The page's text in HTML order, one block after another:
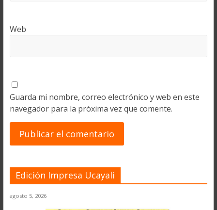
Web
Guarda mi nombre, correo electrónico y web en este
navegador para la próxima vez que comente.
Edición Impresa Ucayali
agosto 5, 2026